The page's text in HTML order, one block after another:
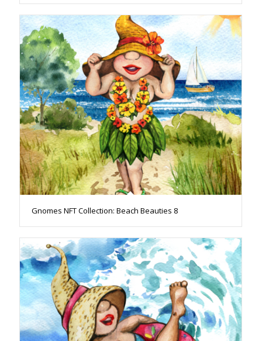
Gnomes NFT Collection: Beach Beauties 8